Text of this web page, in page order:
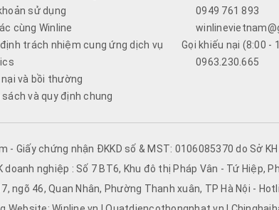
sử dụng
cùng Winline
định trách nhiệm cung ứng dịch vụ
nại và bồi thường
sách và quy định chung
0949 761 893
Gọi khiếu nại (8:00 -
0963.230.665
- Giấy chứng nhận ĐKKD số & MST: 0106085370 do Sở
doanh nghiệp : Số 7 BT6, Khu đô thị Pháp Vân - Tứ Hiệp,
ngõ 46, Quan Nhân, Phường Thanh xuân, TP Hà Nội -